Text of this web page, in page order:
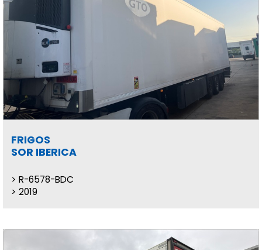
FRIGOS
SOR IBERICA
R-6578-BDC
2019